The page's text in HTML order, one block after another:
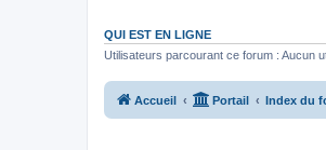
QUI EST EN LIGNE
Utilisateurs parcourant ce forum : Aucun
Accueil Portail Index du